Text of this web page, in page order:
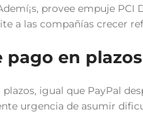
provee empuje
a las compañías crecer
pago en plazos
igual que PayPal
urgencia de asumir